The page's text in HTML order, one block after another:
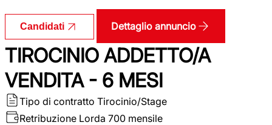
Candidati Dettaglio annuncio
TIROCINIO ADDETTO/A
VENDITA - 6 MESI
Tipo di contratto Tirocinio/Stage
Retribuzione Lorda 700 mensile